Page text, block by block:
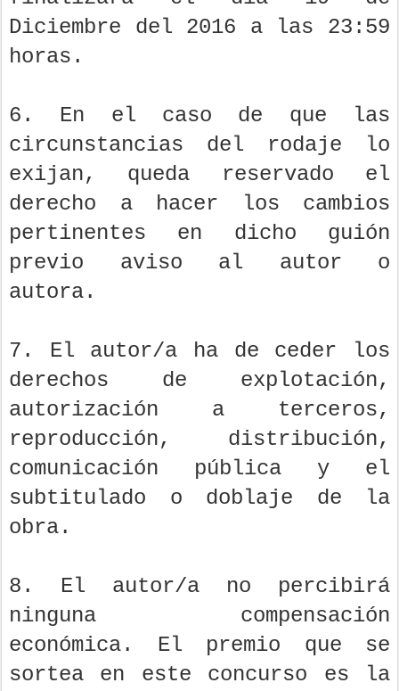
Diciembre del 2016 a las 23:59
horas.
6. En el caso de que las
circunstancias del rodaje lo
exijan, queda reservado el
derecho a hacer los cambios
pertinentes en dicho guión
previo aviso al autor o
autora.
7. El autor/a ha de ceder los
derechos de explotación,
autorización a terceros,
reproducción, distribución,
comunicación pública y el
subtitulado o doblaje de la
obra.
8. El autor/a no percibirá
ninguna compensación
económica. El premio que se
sortea en este concurso es la